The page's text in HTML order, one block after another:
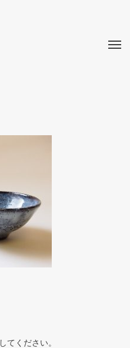
してください。